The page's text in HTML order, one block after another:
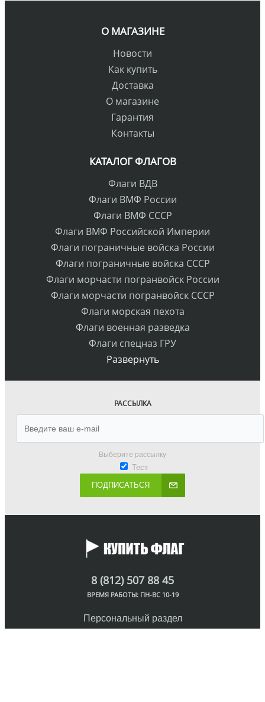
О МАГАЗИНЕ
Новости
Как купить
Доставка
О магазине
Гарантия
Контакты
КАТАЛОГ ФЛАГОВ
Флаги ВДВ
Флаги ВМФ России
Флаги ВМФ СССР
Флаги ВМФ Российской Империи
Флаги пограничные войска России
Флаги пограничные войска СССР
Флаги морчасти погранвойск России
Флаги морчасти погранвойск СССР
Флаги морская пехота
Флаги военная разведка
Флаги спецназ ГРУ
Развернуть
РАССЫЛКА
Выберите рассылку
Тест
ПОДПИСАТЬСЯ
8 (812) 507 88 45
ВРЕМЯ РАБОТЫ: ПН-ВС 10-19
Персональный раздел